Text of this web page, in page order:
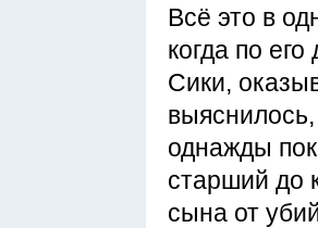
Всё это в
когда по
Сики,
однажды
старший до
сына от